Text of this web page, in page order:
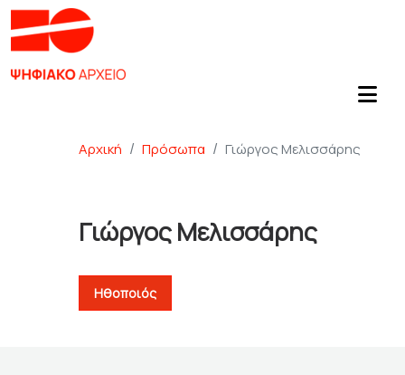
Αρχική Πρόσωπα Γιώργος Μελισσάρης
Γιώργος Μελισσάρης
Ηθοποιός